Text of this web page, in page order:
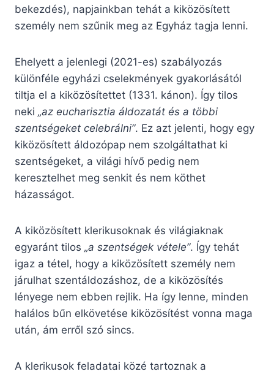
bekezdés), napjainkban tehát a kiközösített
személy nem szűnik meg az Egyház tagja lenni.
Ehelyett a jelenlegi (2021-es) szabályozás
különféle egyházi cselekmények gyakorlásától
tiltja el a kiközösítettet (1331. kánon). Így tilos
neki „az eucharisztia áldozatát és a többi
szentségeket celebrálni”. Ez azt jelenti, hogy egy
kiközösített áldozópap nem szolgáltathat ki
szentségeket, a világi hívő pedig nem
keresztelhet meg senkit és nem köthet
házasságot.
A kiközösített klerikusoknak és világiaknak
egyaránt tilos „a szentségek vétele”. Így tehát
igaz a tétel, hogy a kiközösített személy nem
járulhat szentáldozáshoz, de a kiközösítés
lényege nem ebben rejlik. Ha így lenne, minden
halálos bűn elkövetése kiközösítést vonna maga
után, ám erről szó sincs.
A klerikusok feladatai közé tartoznak a